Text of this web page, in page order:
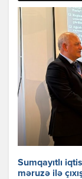
Sumqayıtlı
məruzə ilə